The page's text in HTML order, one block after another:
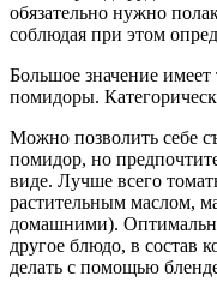
обязательно нужно
соблюдая при этом
Большое значение
помидоры.
Можно позволить себе
помидор, но
виде. Лучше всего
растительным маслом,
домашними).
другое блюдо, в состав
делать с помощью